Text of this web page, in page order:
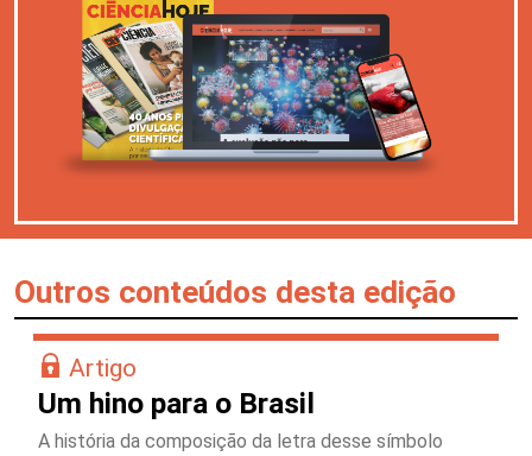
Outros conteúdos desta edição
Artigo
Um hino para o Brasil
A história da composição da letra desse símbolo